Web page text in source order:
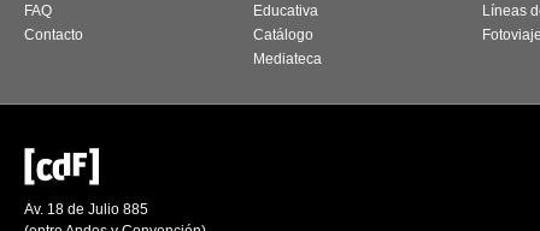
FAQ
Contacto
Educativa
Catálogo
Mediateca
Líneas
Av. 18 de Julio 885